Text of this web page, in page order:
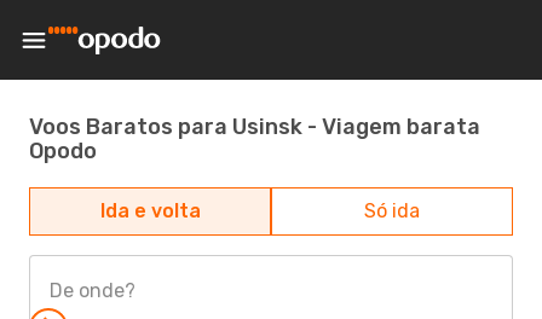
Voos Baratos para Usinsk - Viagem barata
Opodo
Ida e volta Só ida
De onde?